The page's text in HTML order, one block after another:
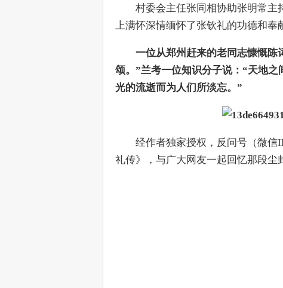
村委会主任张同相协助张明常主
上满怀深情缅怀了张钦礼的功德和奉
一位从郑州赶来的老同志慷慨陈
颂。”兰考一位知识分子说：“天地
光的流逝而为人们所淡忘。”
经作者独家授权，反问号（微信ID
礼传》，与广大网友一起回忆那段尘